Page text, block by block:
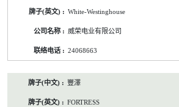
White-Westinghouse
威荣电业有限公司
24068663
豐澤
FORTRESS